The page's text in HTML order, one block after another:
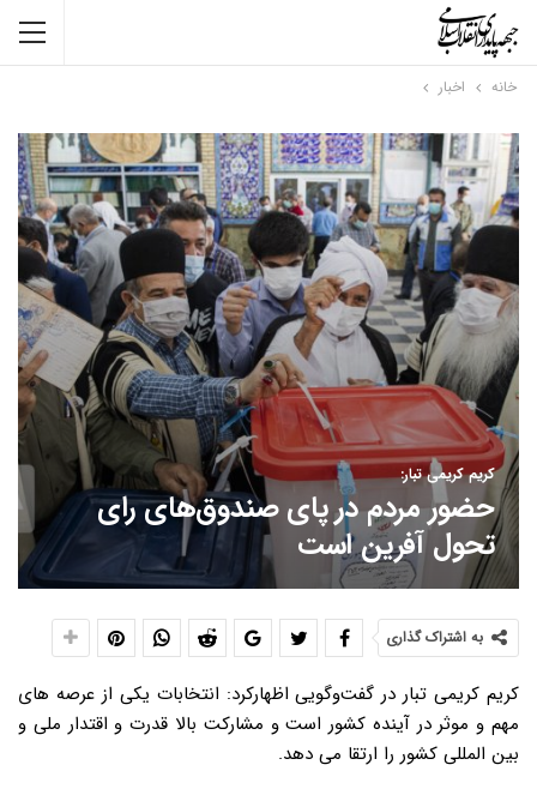
خانه اخبار
کریم کریمی تبار:
حضور مردم در پای صندوق‌های رای
تحول آفرین است
به اشتراک گذاری
کریم کریمی تبار در گفت‌وگویی اظهارکرد: انتخابات یکی از عرصه های
مهم و موثر در آینده کشور است و مشارکت بالا قدرت و اقتدار ملی و
بین المللی کشور را ارتقا می دهد.